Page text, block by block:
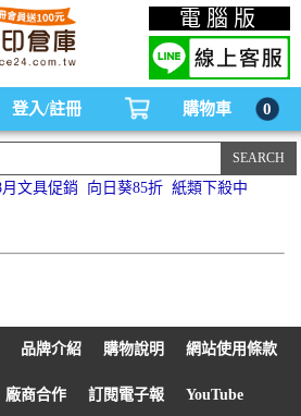
碳粉匣，環保碳粉匣,連續供墨印表機-office24列印
倉庫線上購物手機版
電腦版
登入/註冊 購物車 0
月文具促銷 向日葵85折 紙類下殺中
品牌介紹 購物說明 網站使用條款
廠商合作 訂閱電子報 YouTube